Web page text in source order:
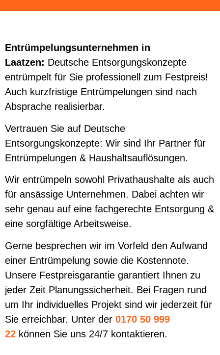
Entrümpelungsunternehmen in
Laatzen: Deutsche Entsorgungskonzepte
entrümpelt für Sie professionell zum Festpreis!
Auch kurzfristige Entrümpelungen sind nach
Absprache realisierbar.
Vertrauen Sie auf Deutsche
Entsorgungskonzepte: Wir sind Ihr Partner für
Entrümpelungen & Haushaltsauflösungen.
Wir entrümpeln sowohl Privathaushalte als auch
für ansässige Unternehmen. Dabei achten wir
sehr genau auf eine fachgerechte Entsorgung &
eine sorgfältige Arbeitsweise.
Gerne besprechen wir im Vorfeld den Aufwand
einer Entrümpelung sowie die Kostennote.
Unsere Festpreisgarantie garantiert Ihnen zu
jeder Zeit Planungssicherheit. Bei Fragen rund
um Ihr individuelles Projekt sind wir jederzeit für
Sie erreichbar. Unter der 0170 50 999
22 können Sie uns 24/7 kontaktieren.